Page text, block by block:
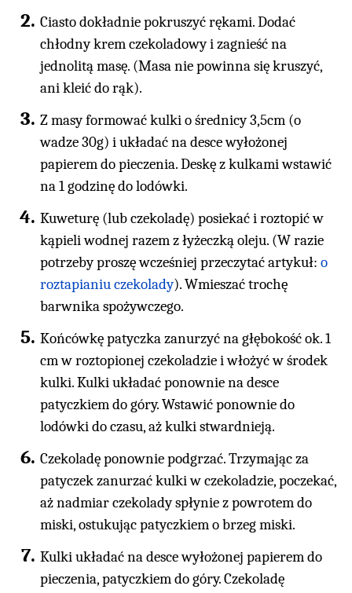
Ciasto dokładnie pokruszyć rękami. Dodać
chłodny krem czekoladowy i zagnieść na
jednolitą masę. (Masa nie powinna się kruszyć,
ani kleić do rąk).
Z masy formować kulki o średnicy 3,5cm (o
wadze 30g) i układać na desce wyłożonej
papierem do pieczenia. Deskę z kulkami wstawić
na 1 godzinę do lodówki.
Kuweturę (lub czekoladę) posiekać i roztopić w
kąpieli wodnej razem z łyżeczką oleju. (W razie
potrzeby proszę wcześniej przeczytać artykuł: o
roztapianiu czekolady). Wmieszać trochę
barwnika spożywczego.
Końcówkę patyczka zanurzyć na głębokość ok. 1
cm w roztopionej czekoladzie i włożyć w środek
kulki. Kulki układać ponownie na desce
patyczkiem do góry. Wstawić ponownie do
lodówki do czasu, aż kulki stwardnieją.
Czekoladę ponownie podgrzać. Trzymając za
patyczek zanurzać kulki w czekoladzie, poczekać,
aż nadmiar czekolady spłynie z powrotem do
miski, ostukując patyczkiem o brzeg miski.
Kulki układać na desce wyłożonej papierem do
pieczenia, patyczkiem do góry. Czekoladę